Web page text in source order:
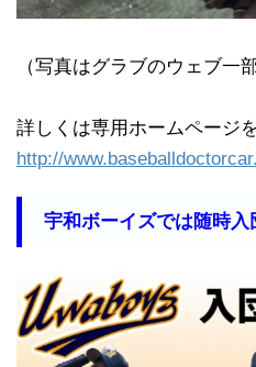
（写真はグラブのウェブ一
詳しくは専用ホームページ
http://
宇和ボーイズでは随時入